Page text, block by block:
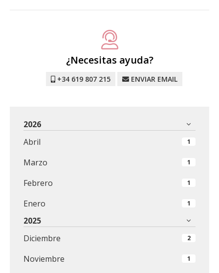
¿Necesitas ayuda?
+34 619 807 215 ENVIAR EMAIL
2026
Abril
1
Marzo 1
Febrero 1
Enero 1
2025
Diciembre
2
Noviembre 1